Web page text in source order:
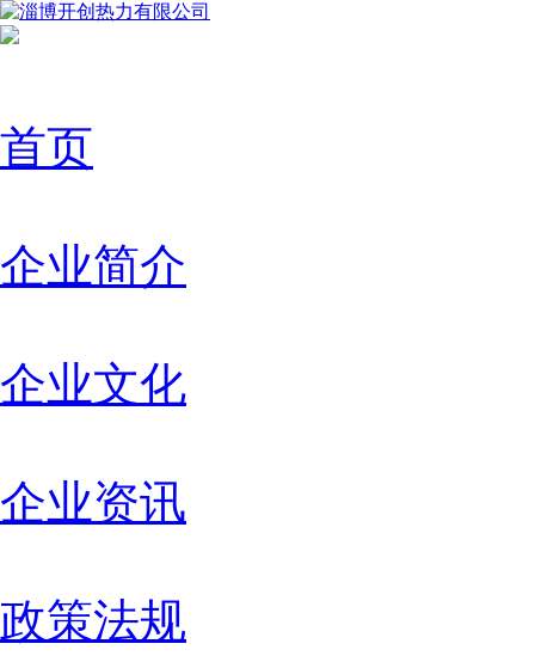
首页
企业简介
企业文化
企业资讯
政策法规